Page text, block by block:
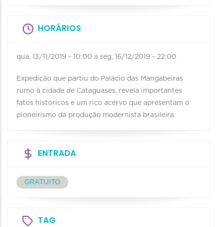
HORÁRIOS
qua, 13/11/2019 - 10:00 a seg, 16/12/2019 - 22:00
Expedição que partiu do Palácio das Mangabeiras
rumo à cidade de Cataguases, revela importantes
fatos históricos e um rico acervo que apresentam o
pioneirismo da produção modernista brasileira.
ENTRADA
GRATUITO
TAG